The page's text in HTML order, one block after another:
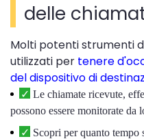
delle
Molti potenti strumenti
utilizzati per tenere
del dispositivo di
Le chiamate ricevute,
possono essere monitorate da
Scopri per quanto tempo